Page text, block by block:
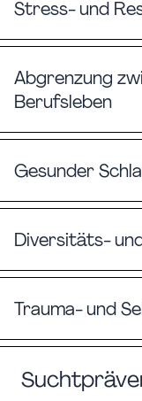
Stress- und
Abgrenzung
Berufsleben
Gesunder
Diversitäts-
Trauma- und